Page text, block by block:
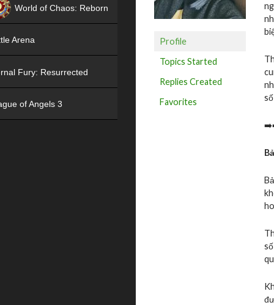
Profile
Topics Started
Replies Created
Favorites
World of Chaos: Reborn
Arena
Fury: Resurrected
of Angels 3